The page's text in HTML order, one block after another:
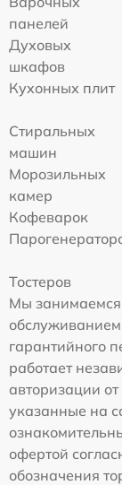
панелей
Духовых
шкафов
Кухонных плит
Стиральных
машин
Морозильных
камер
Кофеварок
Тостеров
Мы занимаемся
обслуживанием
гарантийного
работает
авторизации
указанные на
офертой
обозначения